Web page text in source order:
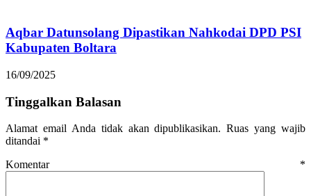
Aqbar Datunsolang Dipastikan Nahkodai DPD PSI
Kabupaten Boltara
16/09/2025
Tinggalkan Balasan
Alamat email Anda tidak akan dipublikasikan. Ruas yang wajib
ditandai *
Komentar *